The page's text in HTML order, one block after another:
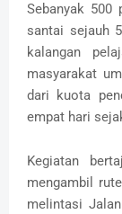
Sebanyak 500
santai sejauh
kalangan
masyarakat
dari kuota
empat hari
Kegiatan
mengambil
melintasi